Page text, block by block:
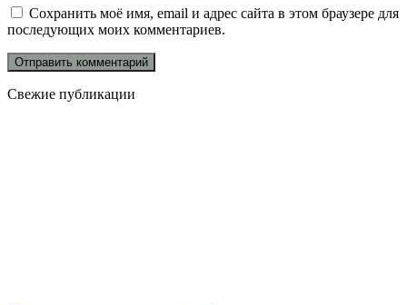
Сохранить моё имя, email и адрес сайта в этом браузере для
последующих моих комментариев.
Свежие публикации